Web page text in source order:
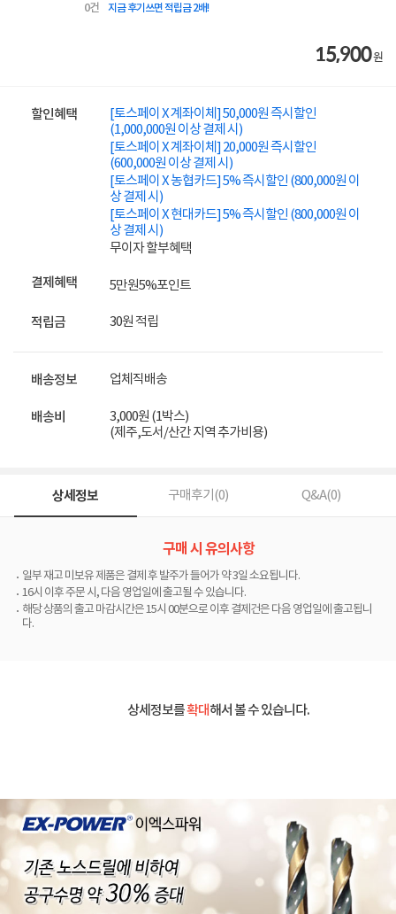
0건 지금 후기쓰면 적립금 2배!
15,900원
할인혜택
[토스페이 X 계좌이체] 50,000원 즉시할인
(1,000,000원 이상 결제 시)
[토스페이 X 계좌이체] 20,000원 즉시할인
(600,000원 이상 결제 시)
[토스페이 X 농협카드] 5% 즉시할인 (800,000원 이
상 결제 시)
[토스페이 X 현대카드] 5% 즉시할인 (800,000원 이
상 결제 시)
무이자 할부혜택
결제혜택 5만원5%포인트
적립금 30원 적립
배송정보 업체직배송
배송비
3,000원 (1박스)
(제주,도서/산간 지역 추가비용)
상세정보 구매후기(0) Q&A(0)
구매 시 유의사항
일부 재고 미보유 제품은 결제 후 발주가 들어가 약 3일 소요됩니다.
16시 이후 주문 시, 다음 영업일에 출고될 수 있습니다.
해당 상품의 출고 마감시간은 15시 00분으로 이후 결제건은 다음 영업일에 출고됩니
다.
상세정보를확대해서 볼 수 있습니다.